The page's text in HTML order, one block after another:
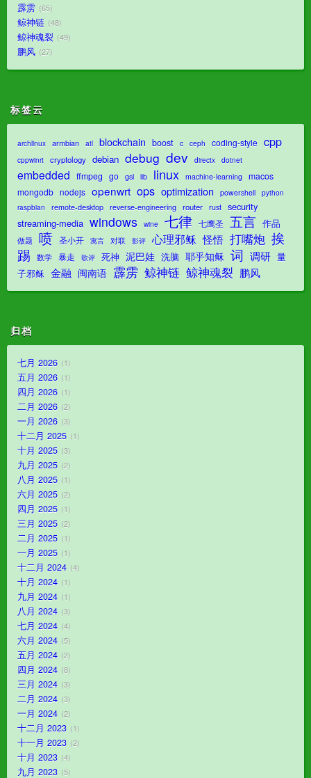
霹雳 65
鲸神链 48
鲸神魂裂 49
鹏风 27
标签云
archlinux armbian atl blockchain boost c ceph coding-style cpp
cppwinrt cryptology debian debug dev directx dotnet
embedded ffmpeg go gsl lib linux machine-learning macos
mongodb nodejs openwrt ops optimization powershell
python
raspbian
remote-desktop reverse-engineering router rust security
streaming-media windows wine 七律 七鹰圣 五言 作品
做题 喷 圣小开 寓言 对联 影评 心理邪稣 怪悟 打嘴炮 挨
踢
数学 暴走 歌评 死神 泥巴娃 洗脑 耶乎知稣 词 调研 量
子邪稣 金融 闽南语 霹雳 鲸神链 鲸神魂裂 鹏风
归档
七月 2026 1
五月 2026 1
四月 2026 1
二月 2026 2
一月 2026 3
十二月 2025 1
十月 2025 3
九月 2025 2
八月 2025 1
六月 2025 2
四月 2025 1
三月 2025 2
二月 2025 1
一月 2025 1
十二月 2024 4
十月 2024 1
九月 2024 1
八月 2024 3
七月 2024 4
六月 2024 5
五月 2024 2
四月 2024 8
三月 2024 3
二月 2024 3
一月 2024 2
十二月 2023 1
十一月 2023 2
十月 2023 4
九月 2023 5